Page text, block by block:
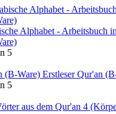
Alphabet - Arbeitsbuch
5
Erstleser Qur'an
5